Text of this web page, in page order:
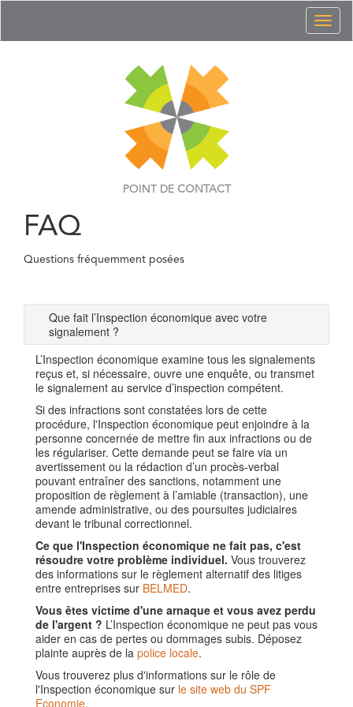
POINT DE CONTACT
FAQ
Questions fréquemment posées
Que fait l’Inspection économique avec votre
signalement ?
L’Inspection économique examine tous les signalements
reçus et, si nécessaire, ouvre une enquête, ou transmet
le signalement au service d’inspection compétent.
Si des infractions sont constatées lors de cette
procédure, l'Inspection économique peut enjoindre à la
personne concernée de mettre fin aux infractions ou de
les régulariser. Cette demande peut se faire via un
avertissement ou la rédaction d’un procès-verbal
pouvant entraîner des sanctions, notamment une
proposition de règlement à l’amiable (transaction), une
amende administrative, ou des poursuites judiciaires
devant le tribunal correctionnel.
Ce que l'Inspection économique ne fait pas, c'est
résoudre votre problème individuel. Vous trouverez
des informations sur le règlement alternatif des litiges
entre entreprises sur BELMED.
Vous êtes victime d'une arnaque et vous avez perdu
de l'argent ? L’Inspection économique ne peut pas vous
aider en cas de pertes ou dommages subis. Déposez
plainte auprès de la police locale.
Vous trouverez plus d'informations sur le rôle de
l'Inspection économique sur le site web du SPF
Economie.